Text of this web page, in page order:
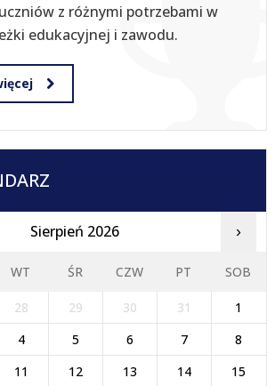
z różnymi potrzebami w
edukacyjnej i zawodu.
Sierpień 2026 ›
WT ŚR CZW PT SOB
28 29 30 31
1
4 5 6 7
8
11 12 13 14
15